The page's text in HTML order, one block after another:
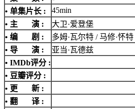
• 单集片长 :
45min
• 主 演 :
大卫·爱登堡
• 编 剧 :
多姆·瓦尔特 / 马修·怀特
• 导 演 :
亚当·瓦德兹
• IMDb评分 :
• 豆瓣评分 :
• 更 新 :
• 翻 译 :